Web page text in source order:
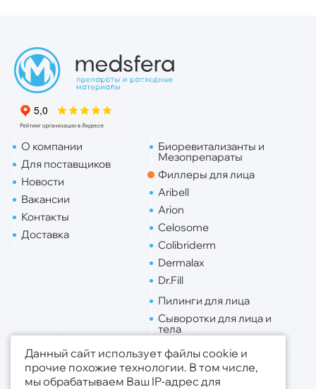
О компании
Для поставщиков
Новости
Вакансии
Контакты
Доставка
Биоревитализанты и
Мезопрепараты
Филлеры для лица
Aribell
Arion
Celosome
Colibriderm
Dermalax
Dr.Fill
Пилинги для лица
Сыворотки для лица и
тела
Липо. для лица
Липо. для тела
Публичная оферта
Данный сайт использует файлы cookie и
прочие похожие технологии. В том числе,
мы обрабатываем Ваш IP-адрес для